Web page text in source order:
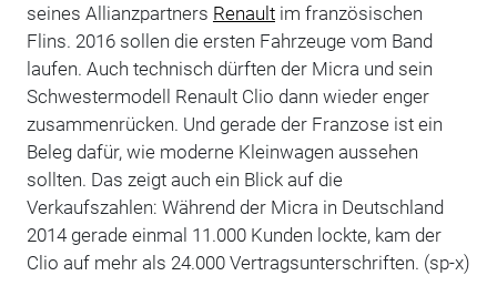
seines Allianzpartners Renaultim französischen
Flins. 2016 sollen die ersten Fahrzeuge vom Band
laufen. Auch technisch dürften der Micra und sein
Schwestermodell Renault Clio dann wieder enger
zusammenrücken. Und gerade der Franzose ist ein
Beleg dafür, wie moderne Kleinwagen aussehen
sollten. Das zeigt auch ein Blick auf die
Verkaufszahlen: Während der Micra in Deutschland
2014 gerade einmal 11.000 Kunden lockte, kam der
Clio auf mehr als 24.000 Vertragsunterschriften. (sp-x)